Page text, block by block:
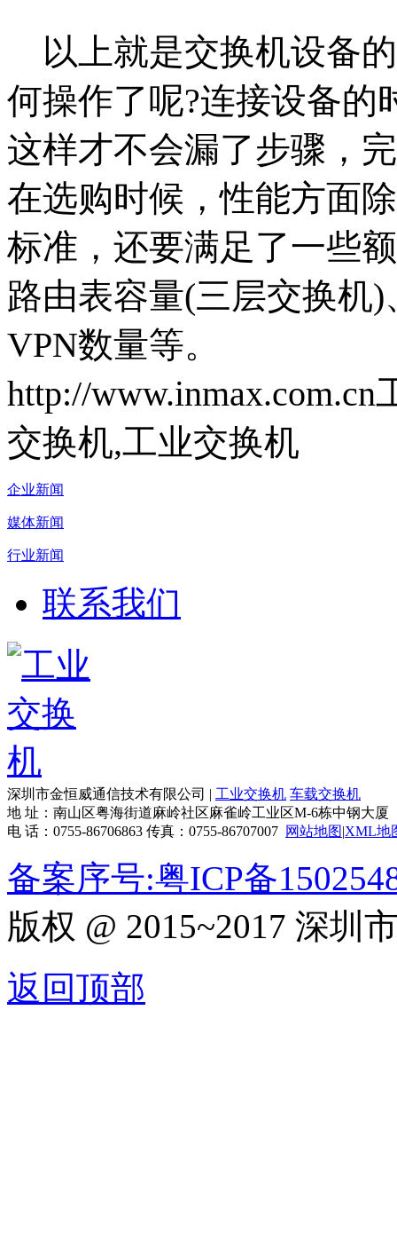
以上就是交换机设备
何操作了呢?连接设备的
这样才不会漏了步骤 ，
在选购时候，性能方面
标准，还要满足了一些
路由表容量(三层交换机
VPN数量等。
http://
交换机,工业交换机
企业新闻
媒体新闻
行业新闻
联系我们
深圳市金恒威通信技术有限公司 | 工业交换机 车载交换机
地 址：南山区粤海街道麻岭社区麻雀岭工业区M-6栋中钢大厦
电 话：0755-86706863 传真：0755-86707007 网站地图|XML地
备案序号:粤ICP备
版权 @ 2015~2017 深圳
返回顶部